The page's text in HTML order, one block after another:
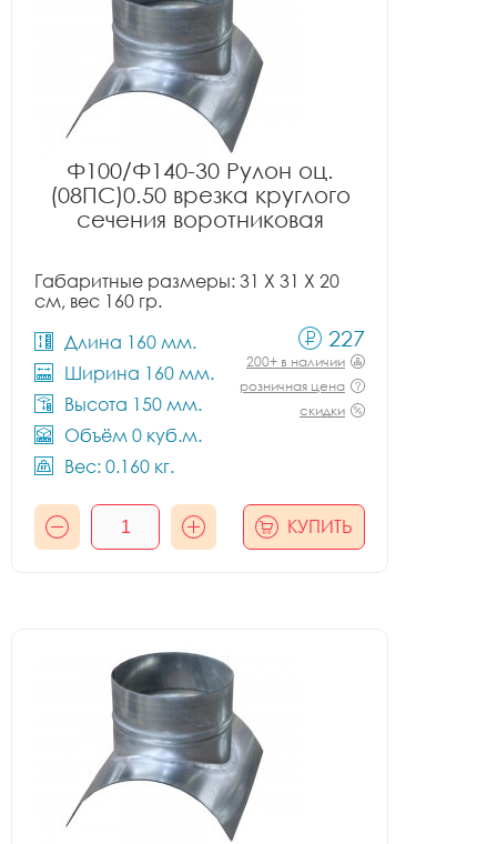
Ф100/Ф140-30 Рулон оц.
(08ПС)0.50 врезка круглого
сечения воротниковая
Габаритные размеры: 31 X 31 X 20
см, вес 160 гр.
Длина 160 мм.
Ширина 160 мм.
Высота 150 мм.
Объём 0 куб.м.
Вес: 0.160 кг.
227
200+ в наличии
розничная цена
скидки
КУПИТЬ